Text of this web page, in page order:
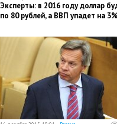
Эксперты: в 2016 году доллар
по 80 рублей, а ВВП упадет на